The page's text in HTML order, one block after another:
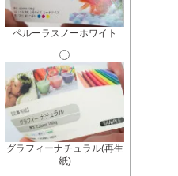
ペルーラスノーホワイト
グラフィーナチュラル(再生
紙)